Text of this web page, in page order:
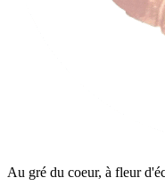
Au gré du coeur, à fleur